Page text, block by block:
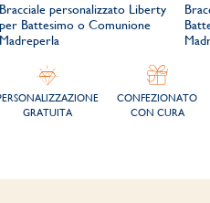
Bracciale personalizzato Liberty
per Battesimo o Comunione
Madreperla
GRATUITA
CONFEZIONATO
CON CURA